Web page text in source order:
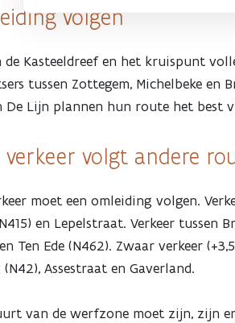
volgen
Kasteeldreef en het kruispunt
tussen Zottegem, Michelbeke en
De Lijn plannen hun route het
volgt andere
moet een omleiding volgen.
en Lepelstraat. Verkeer
Ten Ede (N462). Zwaar verkeer
Assestraat en Gaverland.
van de werfzone moet zijn, zijn